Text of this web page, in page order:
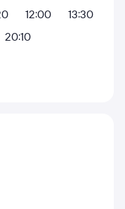
12:00
13:30
20:10